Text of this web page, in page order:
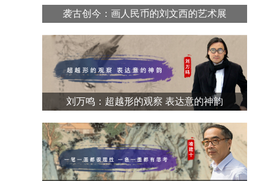
袭古创今：画人民币的刘文西的艺术展
刘万鸣：超越形的观察 表达意的神韵